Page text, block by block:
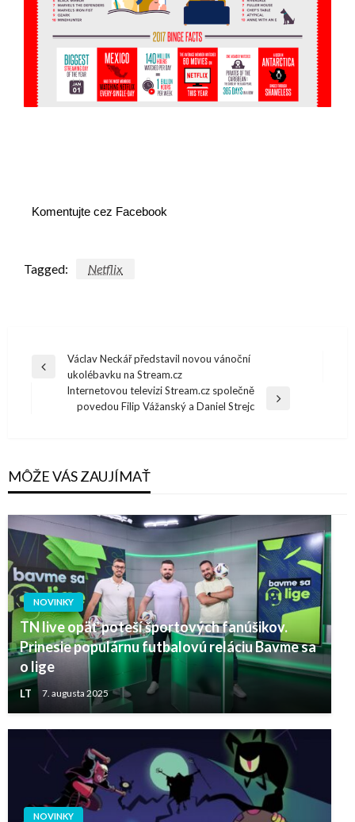
Komentujte cez Facebook
Tagged: Netflix
Navigácia
článku
Previous
Václav Neckář představil novou vánoční
ukolébavku na Stream.cz
Internetovou televizi Stream.cz společně
povedou Filip Vážanský a Daniel Strejc
MÔŽE VÁS ZAUJÍMAŤ
NOVINKY
TN live opäť poteší športových fanúšikov.
Prinesie populárnu futbalovú reláciu Bavme sa
o lige
LT 7. augusta 2025
NOVINKY